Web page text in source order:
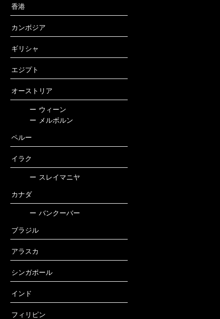
香港
カンボジア
ギリシャ
エジプト
オーストリア
ー ウィーン
ー
メルボルン
ペルー
イラク
ー スレイマニヤ
カナダ
ー バンクーバー
ブラジル
アラスカ
シンガポール
インド
フィリピン